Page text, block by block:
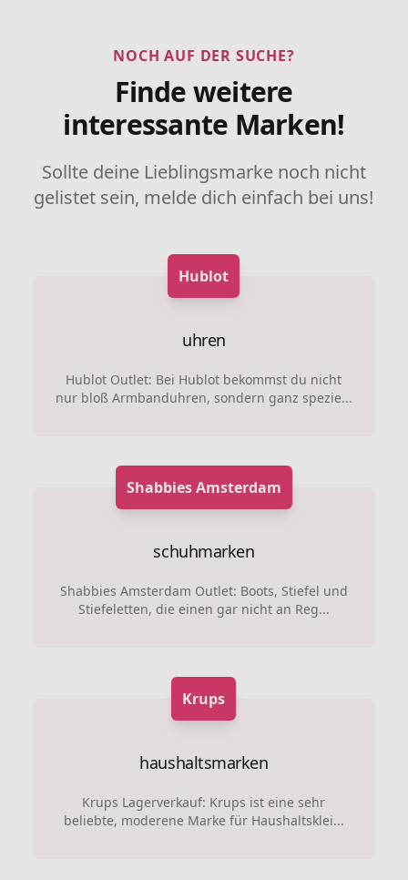
NOCH AUF DER SUCHE?
Finde weitere
interessante Marken!
Sollte deine Lieblingsmarke noch nicht
gelistet sein, melde dich einfach bei uns!
Hublot
uhren
Hublot Outlet: Bei Hublot bekommst du nicht
nur bloß Armbanduhren, sondern ganz spezie...
Shabbies Amsterdam
schuhmarken
Shabbies Amsterdam Outlet: Boots, Stiefel und
Stiefeletten, die einen gar nicht an Reg...
Krups
haushaltsmarken
Krups Lagerverkauf: Krups ist eine sehr
beliebte, moderene Marke für Haushaltsklei...